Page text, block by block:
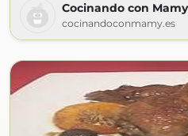
Cocinando con Mamy
cocinandoconmamy.es